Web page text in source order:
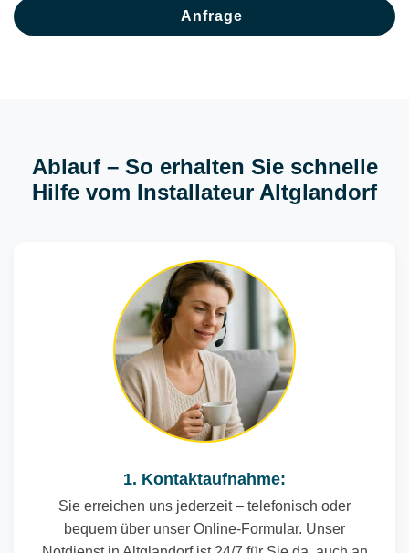
Anfrage
Ablauf – So erhalten Sie schnelle
Hilfe vom Installateur Altglandorf
1. Kontaktaufnahme:
Sie erreichen uns jederzeit – telefonisch oder
bequem über unser Online-Formular. Unser